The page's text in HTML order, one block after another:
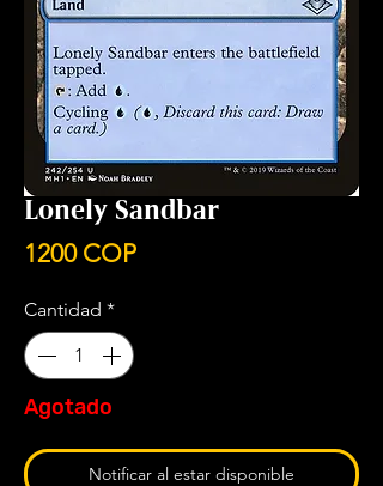
Lonely Sandbar
1200 COPPrecio
Cantidad *
Agotado
Notificar al estar disponible